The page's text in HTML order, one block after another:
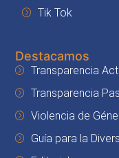
Tik Tok
Destacamos
Transparencia
Transparencia
Violencia de
Guía para la